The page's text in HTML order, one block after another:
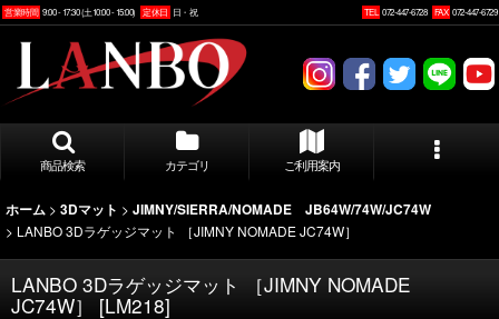
営業時間 9:00 - 17:30 (土10:00 - 15:00) 定休日 日・祝 TEL 072-447-6728 FAX 072-447-6729
商品検索 カテゴリ ご利用案内
ホーム > 3Dマット > JIMNY/SIERRA/NOMADE JB64W/74W/JC74W
> LANBO 3Dラゲッジマット ［JIMNY NOMADE JC74W］
LANBO 3Dラゲッジマット ［JIMNY NOMADE
JC74W］ [LM218]